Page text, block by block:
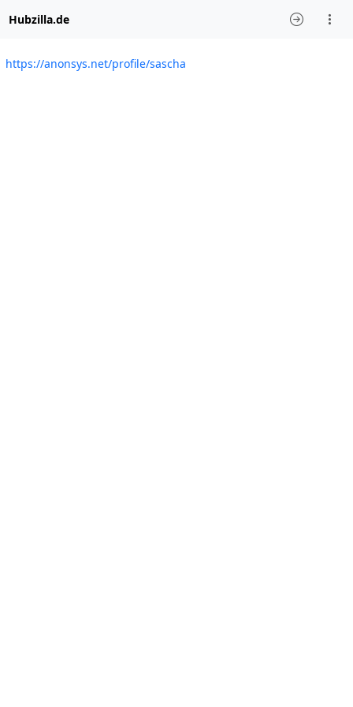
Hubzilla.de
https://anonsys.net/profile/sascha